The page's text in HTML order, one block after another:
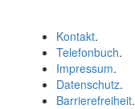
Kontakt.
Telefonbuch.
Impressum.
Datenschutz.
Barrierefreiheit.